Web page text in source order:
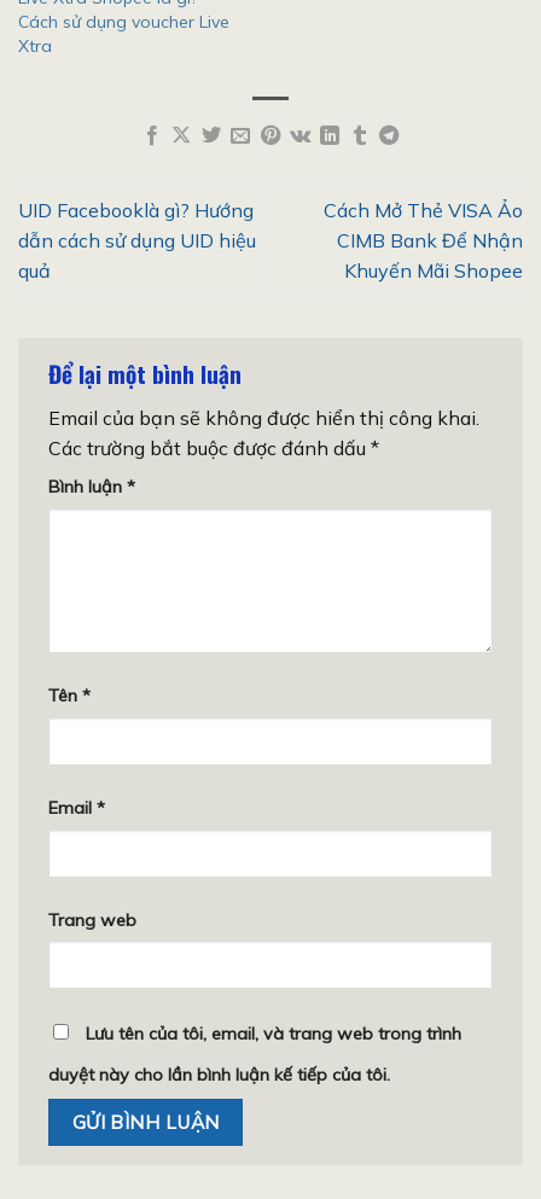
Cách sử dụng voucher Live
Xtra
UID Facebooklà gì? Hướng
dẫn cách sử dụng UID hiệu
quả
Cách Mở Thẻ VISA Ảo
CIMB Bank Để Nhận
Khuyến Mãi Shopee
Để lại một bình luận
Email của bạn sẽ không được hiển thị công khai.
Các trường bắt buộc được đánh dấu *
Bình luận *
Tên *
Email *
Trang web
Lưu tên của tôi, email, và trang web trong trình
duyệt này cho lần bình luận kế tiếp của tôi.